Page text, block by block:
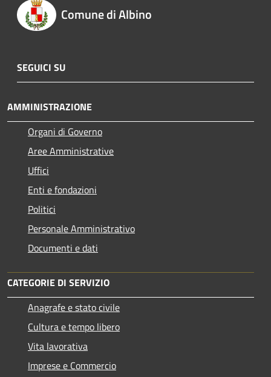
Comune di Albino
SEGUICI SU
AMMINISTRAZIONE
Organi di Governo
Aree Amministrative
Uffici
Enti e fondazioni
Politici
Personale Amministrativo
Documenti e dati
CATEGORIE DI SERVIZIO
Anagrafe e stato civile
Cultura e tempo libero
Vita lavorativa
Imprese e Commercio